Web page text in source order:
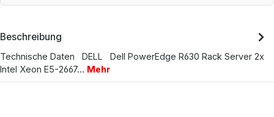
Beschreibung
Technische Daten DELL Dell PowerEdge R630 Rack Server 2x
Intel Xeon E5-2667… Mehr